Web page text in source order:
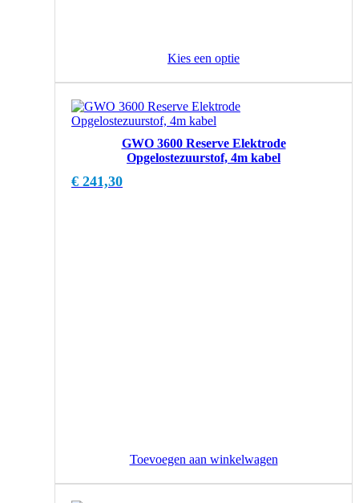
Kies een optie
GWO 3600 Reserve Elektrode
Opgelostezuurstof, 4m kabel
€ 241,30
Toevoegen aan winkelwagen